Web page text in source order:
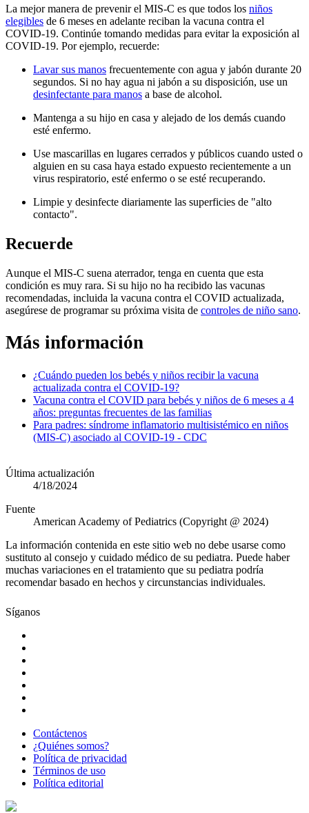
La mejor manera de prevenir el MIS-C es que todos los niños
elegibles de 6 meses en adelante reciban la vacuna contra el
COVID-19. Continúe tomando medidas para evitar la exposición al
COVID-19. Por ejemplo, recuerde:
Lavar sus manos frecuentemente con agua y jabón durante 20
segundos. Si no hay agua ni jabón a su disposición, use un
desinfectante para manos a base de alcohol.
Mantenga a su hijo en casa y alejado de los demás cuando
esté enfermo.
Use mascarillas en lugares cerrados y públicos cuando usted o
alguien en su casa haya estado expuesto recientemente a un
virus respiratorio, esté enfermo o se esté recuperando.
Limpie y desinfecte diariamente las superficies de "alto
contacto".
Recuerde
Aunque el MIS-C suena aterrador, tenga en cuenta que esta
condición es muy rara. Si su hijo no ha recibido las vacunas
recomendadas, incluida la vacuna contra el COVID actualizada,
asegúrese de programar su próxima visita de controles de niño sano.
Más información
¿Cuándo pueden los bebés y niños recibir la vacuna
actualizada contra el COVID-19?
Vacuna contra el COVID para bebés y niños de 6 meses a 4
años: preguntas frecuentes de las familias
Para padres: síndrome inflamatorio multisistémico en niños
(MIS-C) asociado al COVID-19 - CDC
Última actualización
4/18/2024
Fuente
American Academy of Pediatrics (Copyright @ 2024)
La información contenida en este sitio web no debe usarse como
sustituto al consejo y cuidado médico de su pediatra. Puede haber
muchas variaciones en el tratamiento que su pediatra podría
recomendar basado en hechos y circunstancias individuales.
Síganos
Contáctenos
¿Quiénes somos?
Política de privacidad
Términos de uso
Política editorial